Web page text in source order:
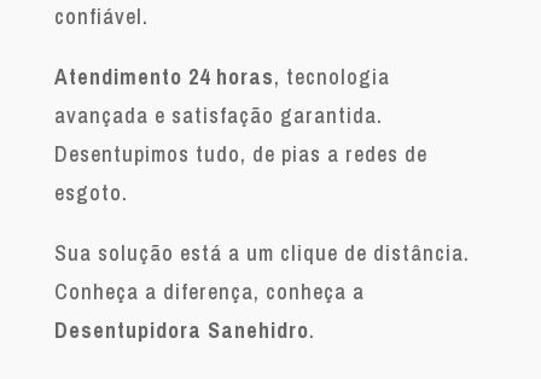
confiável.
Atendimento 24 horas, tecnologia
avançada e satisfação garantida.
Desentupimos tudo, de pias a redes de
esgoto.
Sua solução está a um clique de distância.
Conheça a diferença, conheça a
Desentupidora Sanehidro.